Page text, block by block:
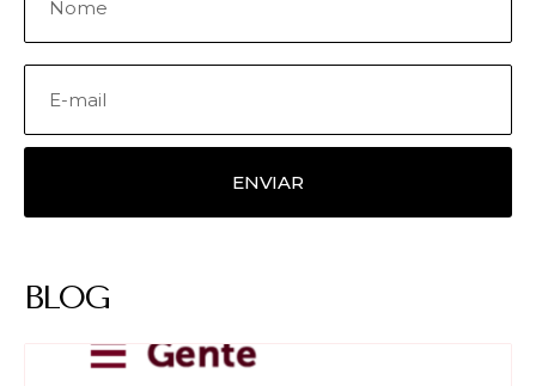
ENVIAR
BLOG